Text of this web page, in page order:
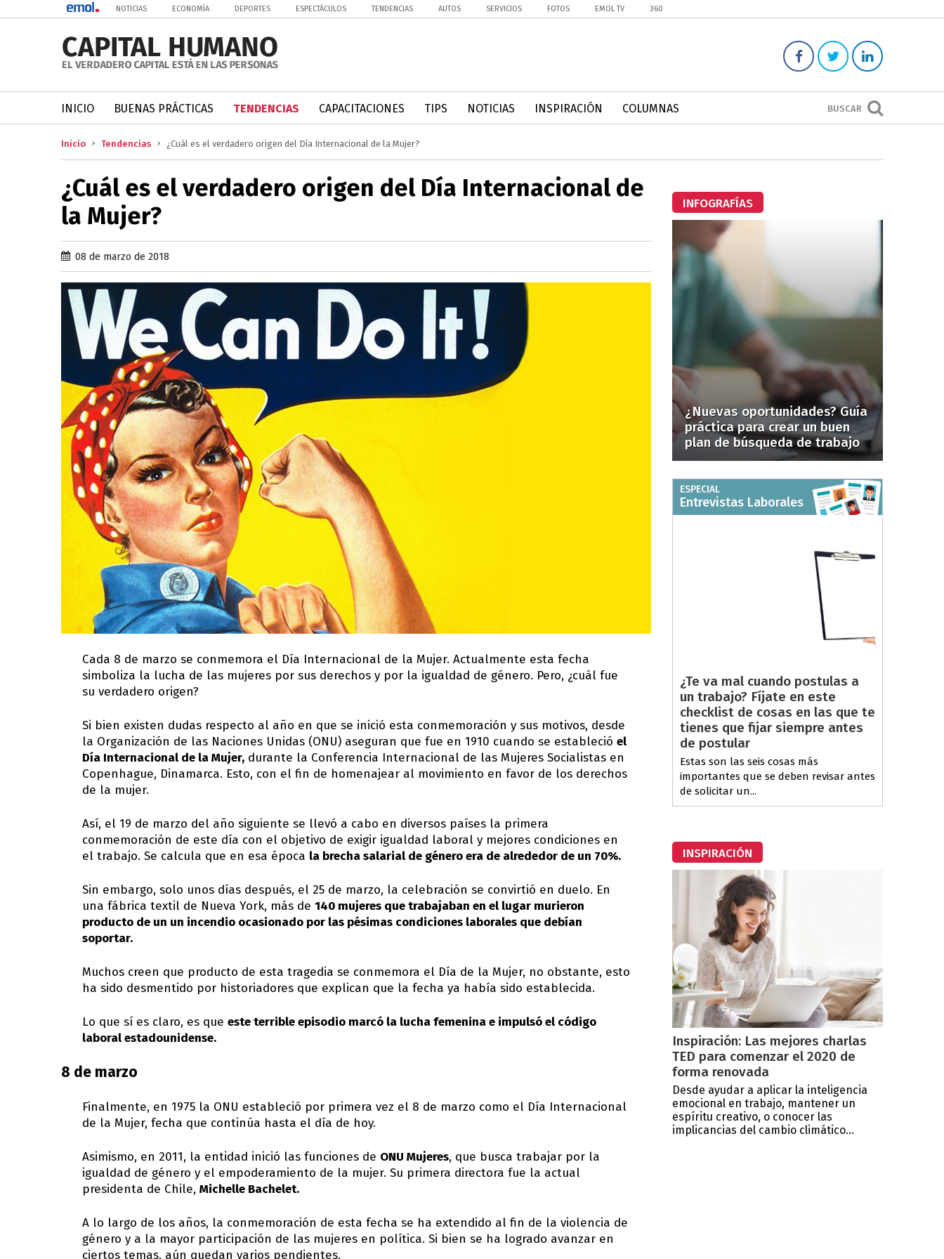
NOTICIAS ECONOMÍA DEPORTES ESPECTÁCULOS TENDENCIAS AUTOS SERVICIOS FOTOS EMOL TV 360
BUSCAR
INICIO BUENAS PRÁCTICAS TENDENCIAS CAPACITACIONES TIPS NOTICIAS INSPIRACIÓN COLUMNAS
Inicio Tendencias ¿Cuál es el verdadero origen del Día Internacional de la Mujer?
¿Cuál es el verdadero origen del Día Internacional de
la Mujer?
08 de marzo de 2018
Cada 8 de marzo se conmemora el Día Internacional de la Mujer. Actualmente esta fecha
simboliza la lucha de las mujeres por sus derechos y por la igualdad de género. Pero, ¿cuál fue
su verdadero origen?
Si bien existen dudas respecto al año en que se inició esta conmemoración y sus motivos, desde
la Organización de las Naciones Unidas (ONU) aseguran que fue en 1910 cuando se estableció el
Día Internacional de la Mujer, durante la Conferencia Internacional de las Mujeres Socialistas en
Copenhague, Dinamarca. Esto, con el fin de homenajear al movimiento en favor de los derechos
de la mujer.
Así, el 19 de marzo del año siguiente se llevó a cabo en diversos países la primera
conmemoración de este día con el objetivo de exigir igualdad laboral y mejores condiciones en
el trabajo. Se calcula que en esa época la brecha salarial de género era de alrededor de un 70%.
Sin embargo, solo unos días después, el 25 de marzo, la celebración se convirtió en duelo. En
una fábrica textil de Nueva York, más de 140 mujeres que trabajaban en el lugar murieron
producto de un un incendio ocasionado por las pésimas condiciones laborales que debían
soportar.
Muchos creen que producto de esta tragedia se conmemora el Día de la Mujer, no obstante, esto
ha sido desmentido por historiadores que explican que la fecha ya había sido establecida.
Lo que sí es claro, es que este terrible episodio marcó la lucha femenina e impulsó el código
laboral estadounidense.
8 de marzo
Finalmente, en 1975 la ONU estableció por primera vez el 8 de marzo como el Día Internacional
de la Mujer, fecha que continúa hasta el día de hoy.
Asimismo, en 2011, la entidad inició las funciones de ONU Mujeres, que busca trabajar por la
igualdad de género y el empoderamiento de la mujer. Su primera directora fue la actual
presidenta de Chile, Michelle Bachelet.
A lo largo de los años, la conmemoración de esta fecha se ha extendido al fin de la violencia de
género y a la mayor participación de las mujeres en política. Si bien se ha logrado avanzar en
ciertos temas, aún quedan varios pendientes.
INFOGRAFÍAS
¿Nuevas oportunidades? Guía
práctica para crear un buen
plan de búsqueda de trabajo
ESPECIAL
Entrevistas Laborales
¿Te va mal cuando postulas a
un trabajo? Fíjate en este
checklist de cosas en las que te
tienes que fijar siempre antes
de postular
Estas son las seis cosas más
importantes que se deben revisar antes
de solicitar un...
INSPIRACIÓN
Inspiración: Las mejores charlas
TED para comenzar el 2020 de
forma renovada
Desde ayudar a aplicar la inteligencia
emocional en trabajo, mantener un
espíritu creativo, o conocer las
implicancias del cambio climático...